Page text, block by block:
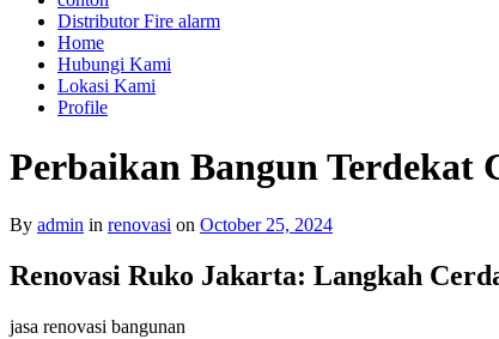
Distributor Fire alarm
Home
Hubungi Kami
Lokasi Kami
Profile
Perbaikan Bangun Terdekat
By admin in renovasi on October 25, 2024
Renovasi Ruko Jakarta: Langkah
jasa renovasi bangunan